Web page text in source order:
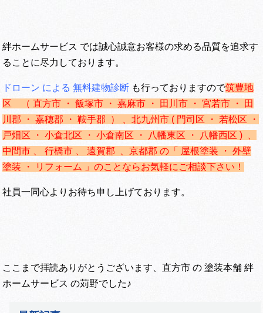
絆ホームサービス では誠心誠意お客様の求める品質を追求す
ることに尽力しております。
ドローン による 無料建物診断 も行っておりますので筑豊地
区 （ 直方市 ・ 飯塚市 ・ 嘉麻市 ・ 田川市 ・ 宮若市 ・ 田
川郡 ・ 嘉穂郡 ・ 鞍手郡 ） 、北九州市 ( 門司区 ・ 若松区 ・
戸畑区 ・ 小倉北区 ・ 小倉南区 ・ 八幡東区 ・ 八幡西区 ) 、
中間市 、 行橋市 、 遠賀郡 、京都郡 の「 屋根塗装 ・ 外壁
塗装 ・ リフォーム 」のことならお気軽にご相談下さい！
社員一同心よりお待ち申し上げております。
ここまで拝読ありがとうございます、直方市 の 塗装本舗 絆
ホームサービス の苅野でした♪